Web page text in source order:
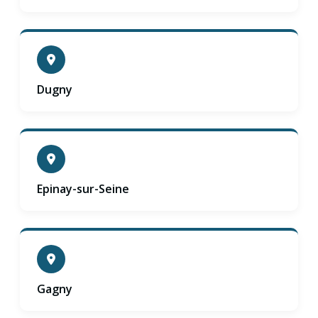
Dugny
Epinay-sur-Seine
Gagny